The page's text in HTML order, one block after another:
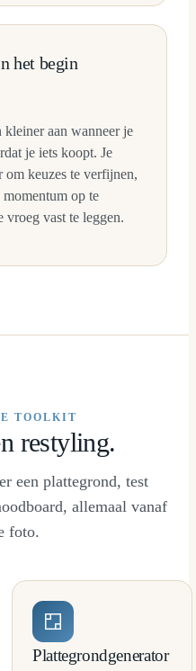
het begin
kleiner aan wanneer je
je iets koopt. Je
om keuzes te verfijnen,
op te
vroeg vast te leggen.
TOOLKIT
restyling.
een plattegrond, test
allemaal vanaf
foto.
Plattegrondgenerator